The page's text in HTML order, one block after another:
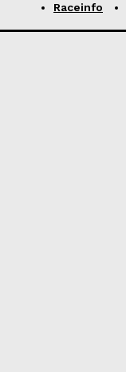
Raceinfo